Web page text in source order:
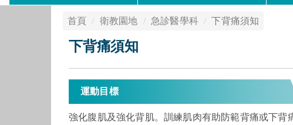
首頁 衛教園地 急診醫學科 下背痛須知
下背痛須知
運動目標
強化腹肌及強化背肌。訓練肌肉有助防範背痛或下背